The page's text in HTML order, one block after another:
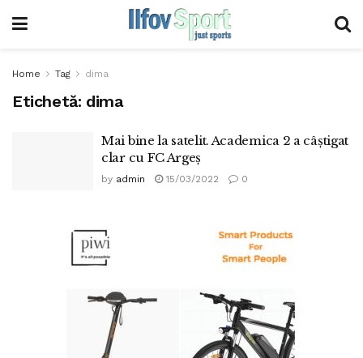
Home Tag dima
Etichetă: dima
Mai bine la satelit. Academica 2 a câștigat
clar cu FC Argeș
by admin 15/03/2022 0